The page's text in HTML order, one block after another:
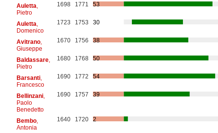
Auletta
Pietro
1698 1771 53
Auletta
Domenico
1723 1753 30
Avitrano,
Giuseppe
1670 1756 38
Baldassare,
Pietro
1680 1768 50
Barsanti,
Francesco
1690 1772 54
Bellinzani,
Paolo
Benedetto
1690 1757 39
Bembo,
Antonia
1640 1720 2